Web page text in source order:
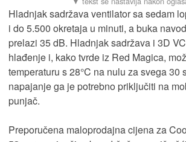
Hladnjak sadržava ventilator sa sedam
i do 5.500 okretaja u minuti, a buka
prelazi 35 dB. Hladnjak sadržava i 3D
hlađenje i, kako tvrde iz Red Magica,
temperaturu s 28°C na nulu za svega 30
napajanje ga je potrebno priključiti na
punjač.
Preporučena maloprodajna cijena za